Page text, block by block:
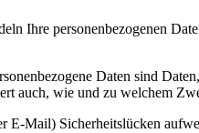
Ihre personenbezogenen
Daten sind
auch, wie und zu welchem
Mail) Sicherheitslücken